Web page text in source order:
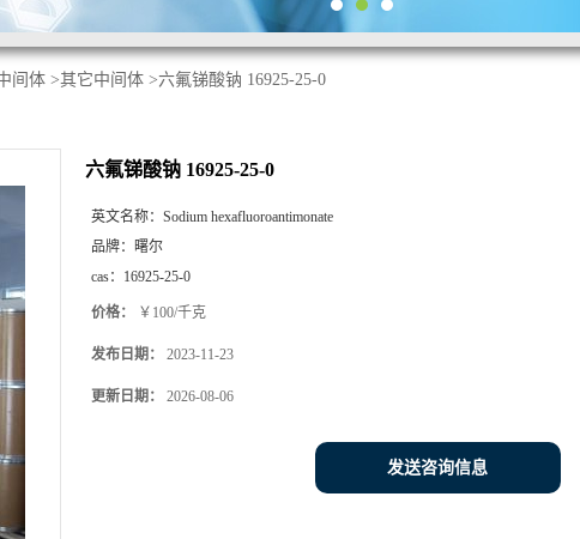
间体 >其它中间体 >六氟锑酸钠 16925-25-0
六氟锑酸钠 16925-25-0
英文名称： Sodium hexafluoroantimonate
品牌： 曙尔
cas： 16925-25-0
价格： ￥100/千克
发布日期： 2023-11-23
更新日期： 2026-08-06
发送咨询信息